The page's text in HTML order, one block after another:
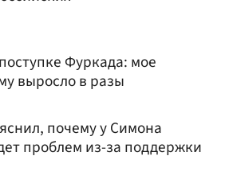
Фуркада: мое
выросло в разы
почему у Симона
проблем из-за поддержки